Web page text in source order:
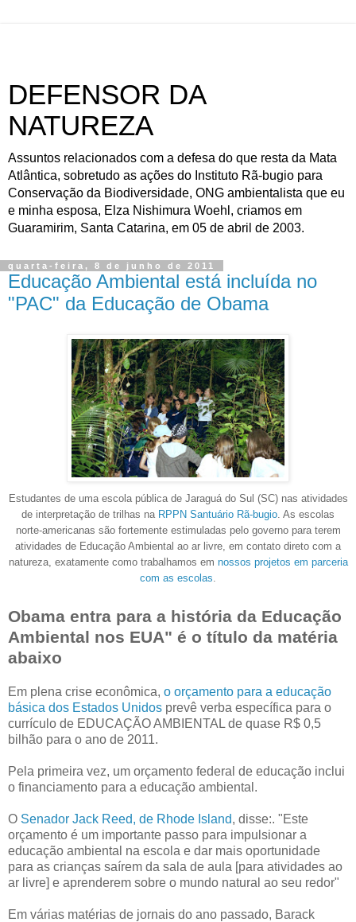
DEFENSOR DA
NATUREZA
Assuntos relacionados com a defesa do que resta da Mata
Atlântica, sobretudo as ações do Instituto Rã-bugio para
Conservação da Biodiversidade, ONG ambientalista que eu
e minha esposa, Elza Nishimura Woehl, criamos em
Guaramirim, Santa Catarina, em 05 de abril de 2003.
quarta-feira, 8 de junho de 2011
Educação Ambiental está incluída no
"PAC" da Educação de Obama
Estudantes de uma escola pública de Jaraguá do Sul (SC) nas atividades
de interpretação de trilhas na RPPN Santuário Rã-bugio . As escolas
norte-americanas são fortemente estimuladas pelo governo para terem
atividades de Educação Ambiental ao ar livre, em contato direto com a
natureza, exatamente como trabalhamos em nossos projetos em parceria
com as escolas
Obama entra para a história da Educação
Ambiental nos EUA" é o título da matéria
abaixo
Em plena crise econômica, o orçamento para a educação
básica dos Estados Unidos prevê verba específica para o
currículo de EDUCAÇÃO AMBIENTAL de quase R$ 0,5
bilhão para o ano de 2011.
Pela primeira vez, um orçamento federal de educação inclui
o financiamento para a educação ambiental.
O Senador Jack Reed, de Rhode Island, disse:. "Este
orçamento é um importante passo para impulsionar a
educação ambiental na escola e dar mais oportunidade
para as crianças saírem da sala de aula [para atividades ao
ar livre] e aprenderem sobre o mundo natural ao seu redor"
Em várias matérias de jornais do ano passado, Barack